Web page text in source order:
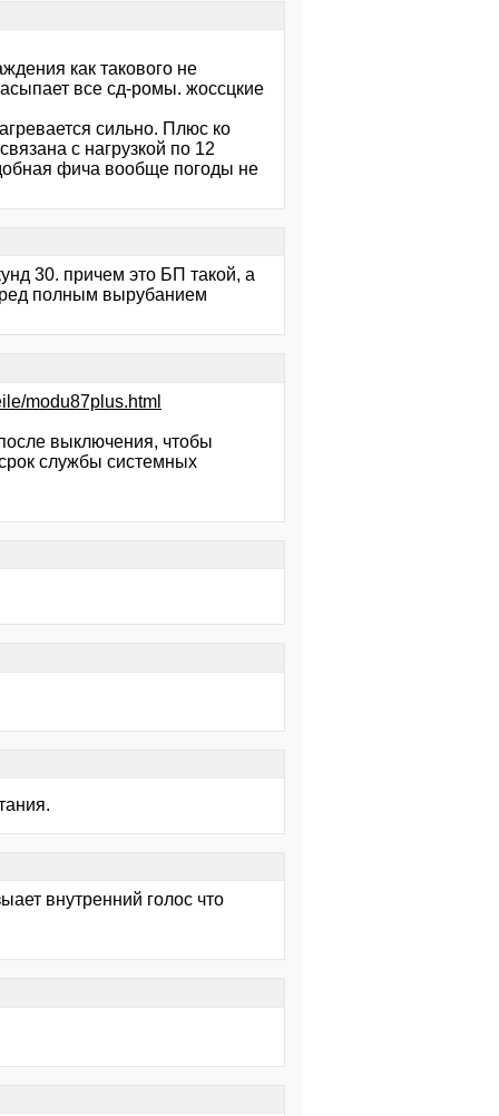
как такового не
все сд-ромы. жоссцкие
сильно. Плюс ко
с нагрузкой по 12
фича вообще погоды не
30. причем это БП такой, а
полным вырубанием
modu87plus.html
выключения, чтобы
службы системных
внутренний голос что